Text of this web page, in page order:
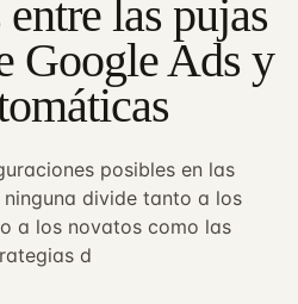
las pujas
Google Ads y
posibles en las
divide tanto a los
a los novatos como las
d